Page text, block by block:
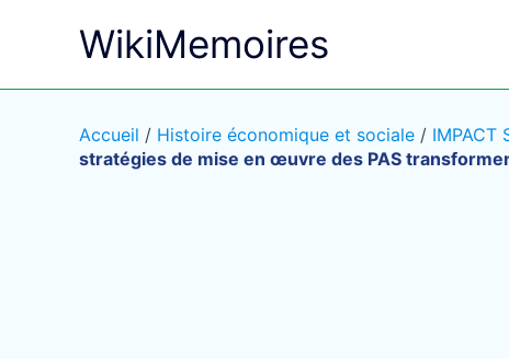
WikiMemoires
Accueil / Histoire économique et sociale / IMPACT
stratégies de mise en œuvre des PAS